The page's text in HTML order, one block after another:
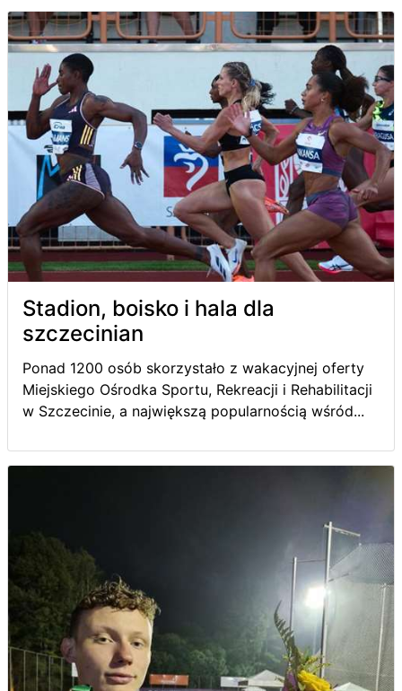
Stadion, boisko i hala dla
szczecinian
Ponad 1200 osób skorzystało z wakacyjnej oferty
Miejskiego Ośrodka Sportu, Rekreacji i Rehabilitacji
w Szczecinie, a największą popularnością wśród...